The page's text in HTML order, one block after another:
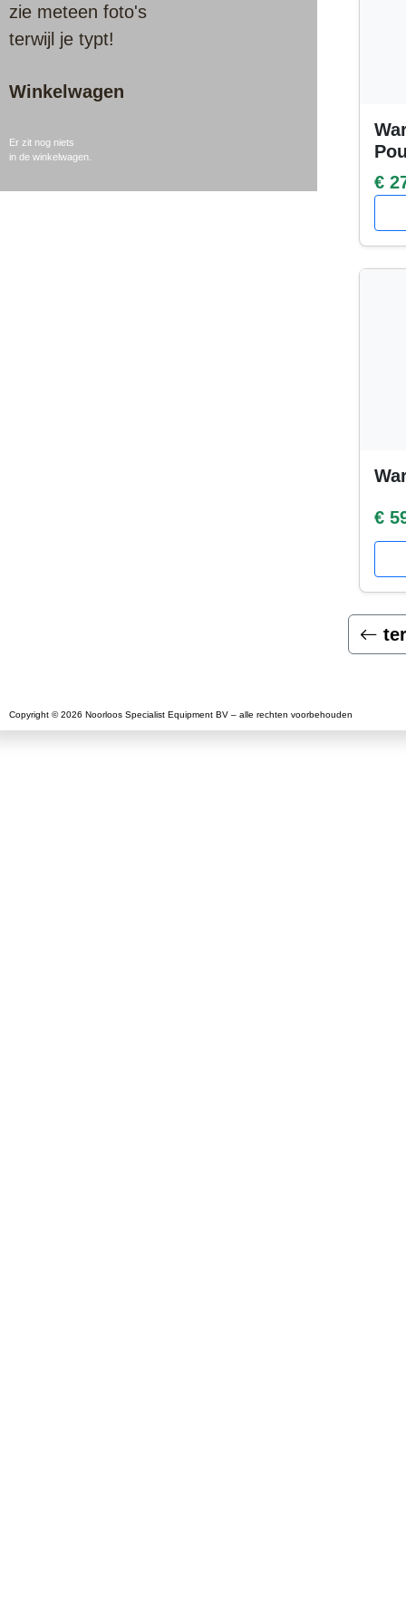
zie meteen foto's
terwijl je typt!
Winkelwagen
Er zit nog niets
in de winkelwagen.
€
€
Copyright © 2026 Noorloos Specialist Equipment BV – alle rechten voorbehouden